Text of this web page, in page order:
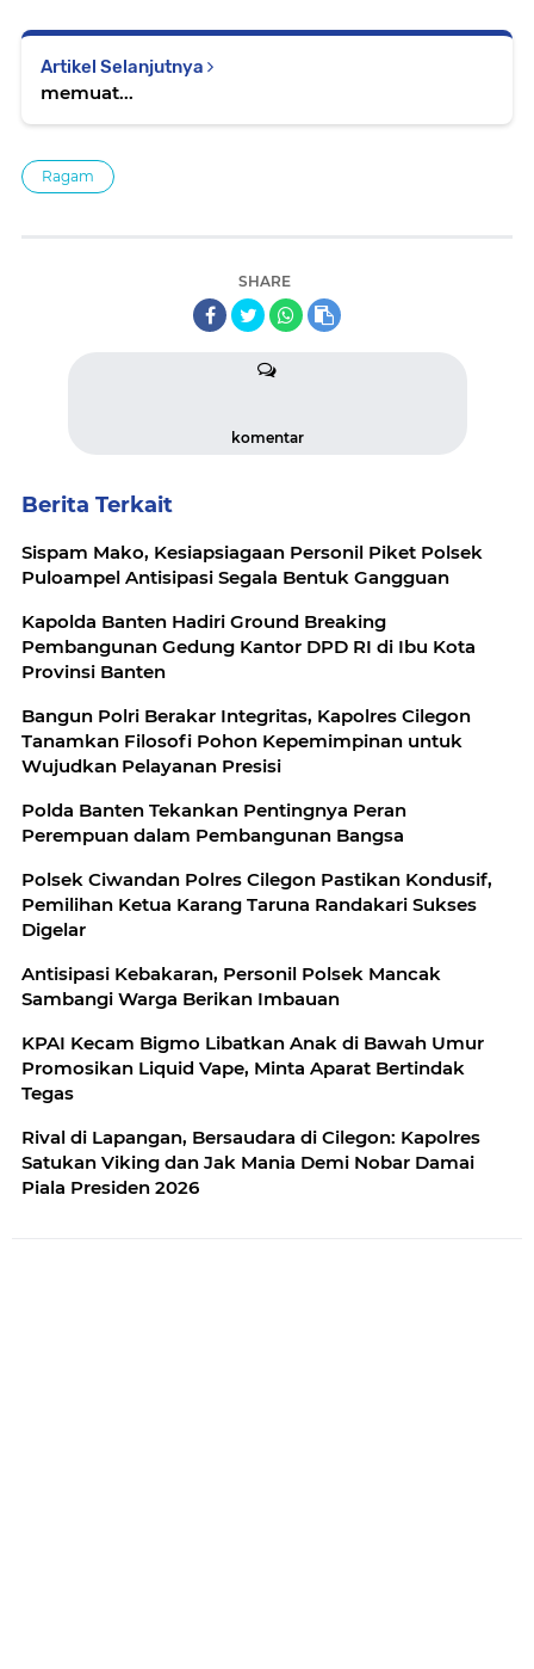
Artikel Selanjutnya
memuat...
Ragam
SHARE
komentar
Berita Terkait
Sispam Mako, Kesiapsiagaan Personil Piket Polsek
Puloampel Antisipasi Segala Bentuk Gangguan
Kapolda Banten Hadiri Ground Breaking
Pembangunan Gedung Kantor DPD RI di Ibu Kota
Provinsi Banten
Bangun Polri Berakar Integritas, Kapolres Cilegon
Tanamkan Filosofi Pohon Kepemimpinan untuk
Wujudkan Pelayanan Presisi
Polda Banten Tekankan Pentingnya Peran
Perempuan dalam Pembangunan Bangsa
Polsek Ciwandan Polres Cilegon Pastikan Kondusif,
Pemilihan Ketua Karang Taruna Randakari Sukses
Digelar
Antisipasi Kebakaran, Personil Polsek Mancak
Sambangi Warga Berikan Imbauan
KPAI Kecam Bigmo Libatkan Anak di Bawah Umur
Promosikan Liquid Vape, Minta Aparat Bertindak
Tegas
Rival di Lapangan, Bersaudara di Cilegon: Kapolres
Satukan Viking dan Jak Mania Demi Nobar Damai
Piala Presiden 2026